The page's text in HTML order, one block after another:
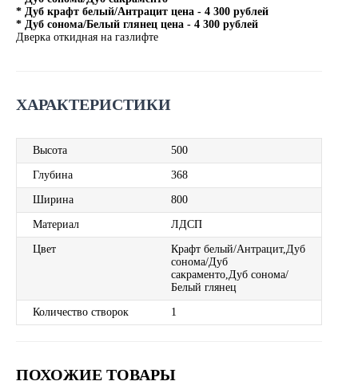
* Дуб крафт белый/Антрацит цена - 4 300 рублей
* Дуб сонома/Белый глянец цена - 4 300 рублей
Дверка откидная на газлифте
ХАРАКТЕРИСТИКИ
Высота 500
Глубина 368
Ширина 800
Материал ЛДСП
Цвет
Крафт белый/Антрацит,Дуб
сонома/Дуб
сакраменто,Дуб сонома/
Белый глянец
Количество створок 1
ПОХОЖИЕ ТОВАРЫ